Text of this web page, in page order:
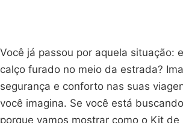
Você já passou por aquela situação:
calço furado no meio da estrada?
segurança e conforto nas suas
você imagina. Se você está
porque vamos mostrar como o Kit